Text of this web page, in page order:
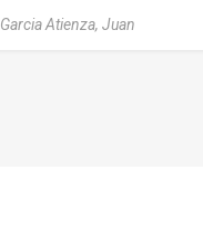
Garcia Atienza, Juan